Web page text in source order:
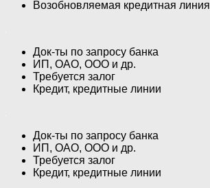
Возобновляемая кредитная линия
Док-ты по запросу банка
ИП, ОАО, ООО и др.
Требуется залог
Кредит, кредитные линии
Док-ты по запросу банка
ИП, ОАО, ООО и др.
Требуется залог
Кредит, кредитные линии